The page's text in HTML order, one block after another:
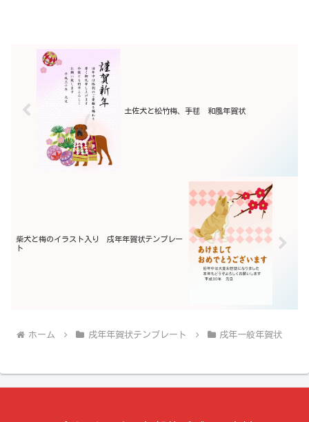
土佐犬と松竹梅、手毬 和風年賀状
柴犬と梅のイラスト入り 戌年年賀状テンプレー
ト
ホーム 戌年年賀状テンプレート 戌年一般年賀状